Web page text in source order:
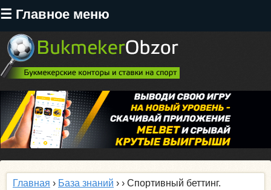
☰ Главное меню
Перейти
основному
содержанию
Главная › База знаний › › Спортивный беттинг.